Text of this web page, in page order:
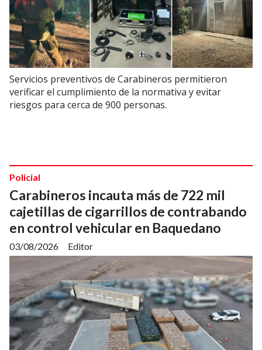
Servicios preventivos de Carabineros permitieron
verificar el cumplimiento de la normativa y evitar
riesgos para cerca de 900 personas.
Carabineros incauta más de 722 mil
cajetillas de cigarrillos de contrabando
en control vehicular en Baquedano
Editor
Policial
03/08/2026